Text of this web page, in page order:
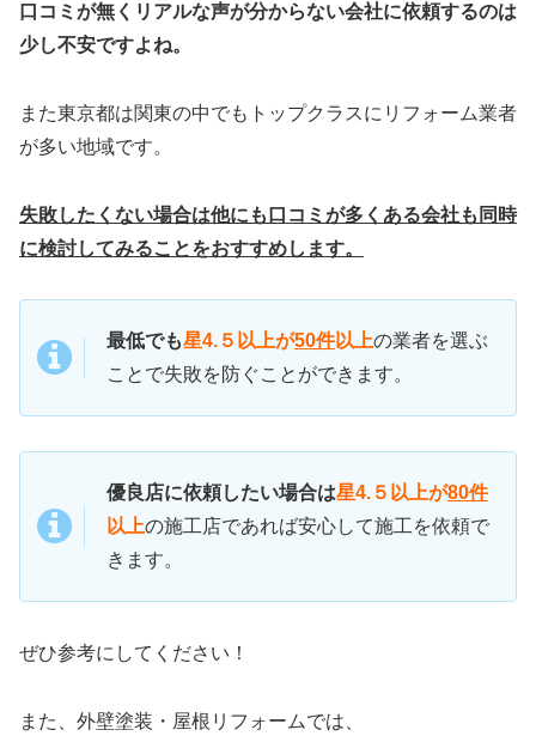
口コミが無くリアルな声が分からない会社に依頼するのは
少し不安ですよね。
また東京都は関東の中でもトップクラスにリフォーム業者
が多い地域です。
失敗したくない場合は他にも口コミが多くある会社も同時
に検討してみることをおすすめします。
最低でも星4.５以上が50件以上の業者を選ぶ
ことで失敗を防ぐことができます。
優良店に依頼したい場合は星4.５以上が80件
以上の施工店であれば安心して施工を依頼で
きます。
ぜひ参考にしてください！
また、外壁塗装・屋根リフォームでは、